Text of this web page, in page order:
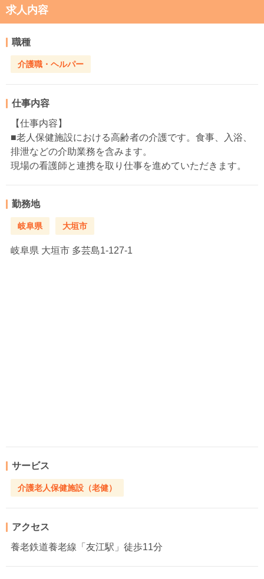
求人内容
職種
介護職・ヘルパー
仕事内容
【仕事内容】
■老人保健施設における高齢者の介護です。食事、入浴、
排泄などの介助業務を含みます。
現場の看護師と連携を取り仕事を進めていただきます。
勤務地
岐阜県 大垣市
岐阜県 大垣市 多芸島1-127-1
サービス
介護老人保健施設（老健）
アクセス
養老鉄道養老線「友江駅」徒歩11分